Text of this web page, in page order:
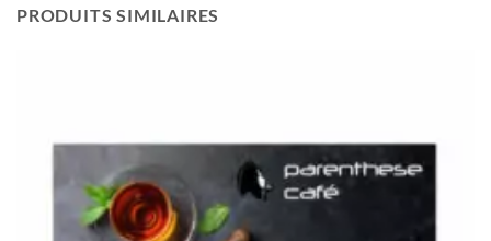
PRODUITS SIMILAIRES